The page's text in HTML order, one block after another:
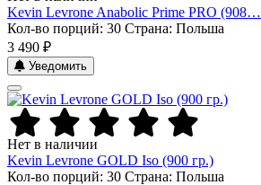
Kevin Levrone Anabolic Prime PRO (908…
Кол-во порций: 30 Страна: Польша
3 490 ₽
Уведомить
Нет в наличии
Kevin Levrone GOLD Iso (900 гр.)
Кол-во порций: 30 Страна: Польша